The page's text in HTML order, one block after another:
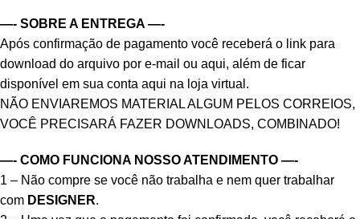
—- SOBRE A ENTREGA —-
Após confirmação de pagamento você receberá o link para
download do arquivo por e-mail ou aqui, além de ficar
disponível em sua conta aqui na loja virtual.
NÃO ENVIAREMOS MATERIAL ALGUM PELOS CORREIOS,
VOCÊ PRECISARÁ FAZER DOWNLOADS, COMBINADO!
—- COMO FUNCIONA NOSSO ATENDIMENTO —-
1 – Não compre se você não trabalha e nem quer trabalhar
com DESIGNER.